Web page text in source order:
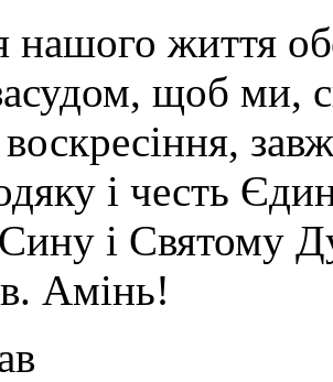
нашого життя
щоб ми,
і честь
і Святому
Амінь!